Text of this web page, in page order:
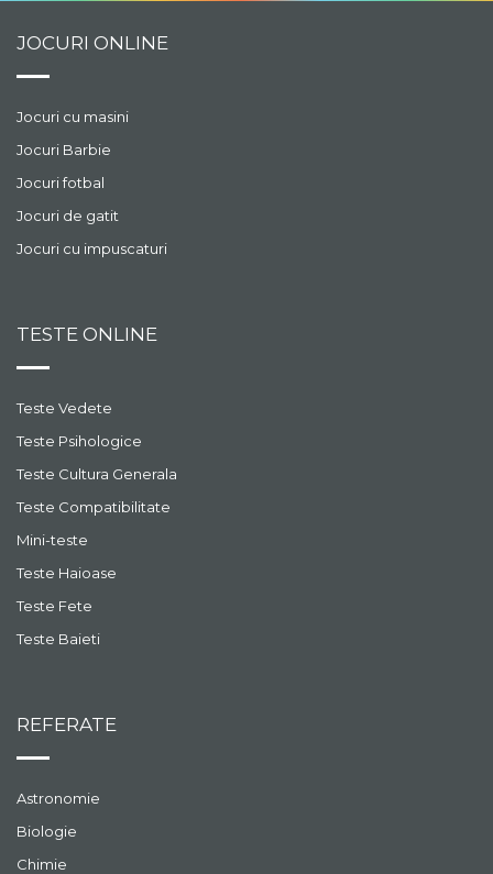
JOCURI ONLINE
Jocuri cu masini
Jocuri Barbie
Jocuri fotbal
Jocuri de gatit
Jocuri cu impuscaturi
TESTE ONLINE
Teste Vedete
Teste Psihologice
Teste Cultura Generala
Teste Compatibilitate
Mini-teste
Teste Haioase
Teste Fete
Teste Baieti
REFERATE
Astronomie
Biologie
Chimie